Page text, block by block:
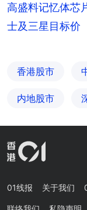
高盛料记忆体芯
士及三星目标价
香港股市
内地股市
01线报 关于我们